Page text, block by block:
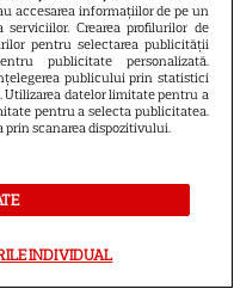
în România:
în care se afla
minute echipa de
accident
morți și câți răniți
acum
accesarea informațiilor de pe un
serviciilor. Crearea profilurilor de
pentru selectarea publicității
publicitate personalizată.
publicului prin statistici
Utilizarea datelor limitate pentru a
pentru a selecta publicitatea.
prin scanarea dispozitivului.
INDIVIDUAL